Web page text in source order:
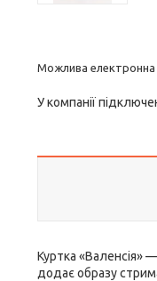
У компанії
Куртка «Валенсія»
додає образу